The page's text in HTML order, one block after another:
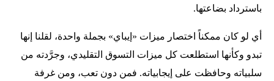
باسترداد بضاعتها.
أي لو كان ممكناً اختصار ميزات «إيباي» بجملة واحدة، لقلنا إنها
تبدو وكأنها استطلعت كل ميزات التسوق التقليدي، وجرَّدته من
سلبياته وحافظت على إيجابياته. فمن دون تعب، ومن غرفة